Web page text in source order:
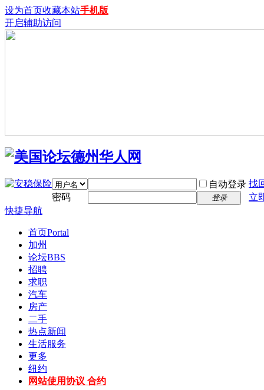
设为首页收藏本站手机版
开启辅助访问
自动登录 找
密码
登录
立
快捷导航
首页Portal
加州
论坛BBS
招聘
求职
汽车
房产
二手
热点新闻
生活服务
更多
纽约
网站使用协议 合约